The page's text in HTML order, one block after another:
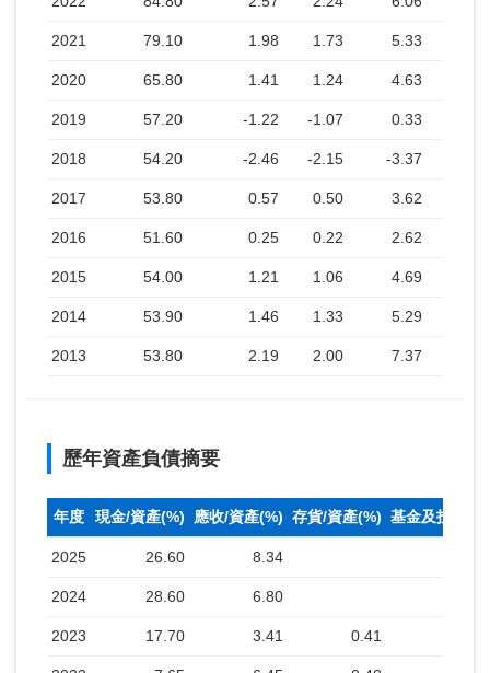
2021 79.10 1.98 1.73 5.33
2020 65.80 1.41 1.24 4.63
2019 57.20 -1.22 -1.07 0.33
2018 54.20 -2.46 -2.15 -3.37
2017 53.80 0.57 0.50 3.62
2016 51.60 0.25 0.22 2.62
2015 54.00 1.21 1.06 4.69
2014 53.90 1.46 1.33 5.29
2013 53.80 2.19 2.00 7.37
歷年資產負債摘要
年度 現金/資產(%) 應收/資產(%) 存貨/資產(%) 基金及投資(%)
2025 26.60 8.34
2024 28.60 6.80
2023 17.70 3.41 0.41